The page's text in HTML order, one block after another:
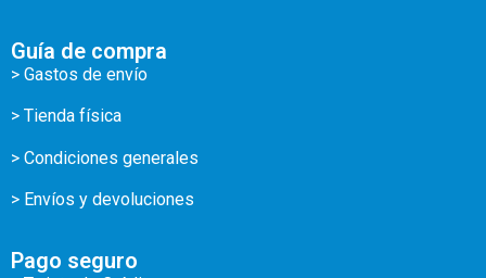
Guía de compra
> Gastos de envío
> Tienda física
> Condiciones generales
> Envíos y devoluciones
Pago seguro